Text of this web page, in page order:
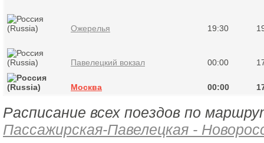
Ожерелья 19:30
Павелецкий вокзал 00:00
Москва 00:00
Расписание всех поездов по
Пассажирская-Павелецкая -